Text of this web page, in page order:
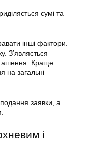
сумі та
інші фактори.
З’являється
Краще
на загальні
заявки, а
і